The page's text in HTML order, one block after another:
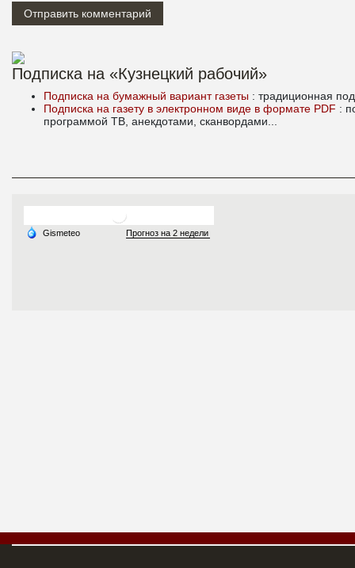
Подписка на «Кузнецкий рабочий»
Подписка на бумажный вариант газеты : традиционная
Подписка на газету в электронном виде в формате PDF :
программой ТВ, анекдотами, сканвордами...